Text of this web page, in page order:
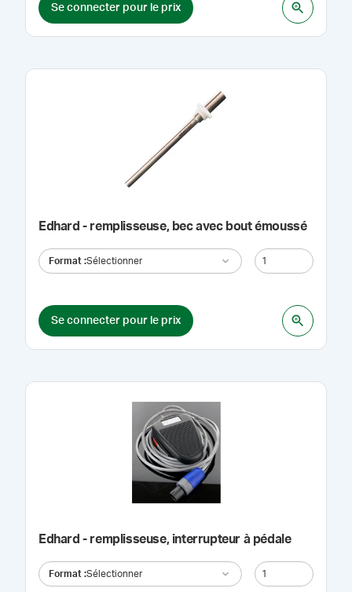
Se connecter pour le prix
Edhard - remplisseuse, bec avec bout émoussé
Format :Sélectionner
Se connecter pour le prix
Edhard - remplisseuse, interrupteur à pédale
Format :Sélectionner